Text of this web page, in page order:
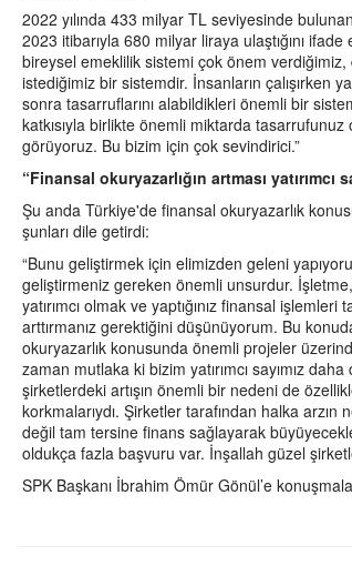
2022 yılında 433 milyar TL seviyesinde
2023 itibarıyla 680 milyar liraya ulaştığını
bireysel emeklilik sistemi çok önem
istediğimiz bir sistemdir. İnsanların çalışırken
sonra tasarruflarını alabildikleri önemli bir
katkısıyla birlikte önemli miktarda tasarrufunuz
görüyoruz. Bu bizim için çok sevindirici.”
“Finansal okuryazarlığın artması yatırımcı
Şu anda Türkiye'de finansal okuryazarlık
şunları dile getirdi:
“Bunu geliştirmek için elimizden geleni
geliştirmeniz gereken önemli unsurdur.
yatırımcı olmak ve yaptığınız finansal
arttırmanız gerektiğini düşünüyorum. Bu
okuryazarlık konusunda önemli projeler
zaman mutlaka ki bizim yatırımcı sayımız
şirketlerdeki artışın önemli bir nedeni de
korkmalarıydı. Şirketler tarafından halka
değil tam tersine finans sağlayarak
oldukça fazla başvuru var. İnşallah güzel
SPK Başkanı İbrahim Ömür Gönül’e